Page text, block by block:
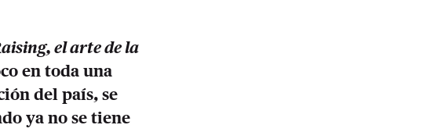
el arte de la
en toda una
del país, se
ya no se tiene